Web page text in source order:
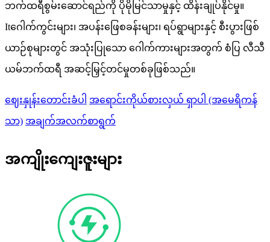
ဘက်ထရီစွမ်းဆောင်ရည်ကို ပိုမိုမြင်သာမှုနှင့် ထိန်းချုပ်နိုင်မှု။
Itဂေါက်ကွင်းများ၊ အပန်းဖြေစခန်းများ၊ ရပ်ရွာများနှင့် စီးပွားဖြစ်
ယာဉ်စုများတွင် အသုံးပြုသော ဂေါက်ကားများအတွက် စံပြ လီသီ
ယမ်ဘက်ထရီ အဆင့်မြှင့်တင်မှုတစ်ခုဖြစ်သည်။
ဈေးနှုန်းတောင်းခံပါ အရောင်းကိုယ်စားလှယ် ရှာပါ (အမေရိကန်
သာ) အချက်အလက်စာရွက်
အကျိုးကျေးဇူးများ